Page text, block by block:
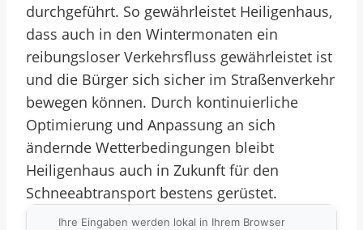
durchgeführt. So gewährleistet Heiligenhaus,
dass auch in den Wintermonaten ein
reibungsloser Verkehrsfluss gewährleistet ist
und die Bürger sich sicher im Straßenverkehr
bewegen können. Durch kontinuierliche
Optimierung und Anpassung an sich
ändernde Wetterbedingungen bleibt
Heiligenhaus auch in Zukunft für den
Schneeabtransport bestens gerüstet.
Ihre Eingaben werden lokal in Ihrem Browser